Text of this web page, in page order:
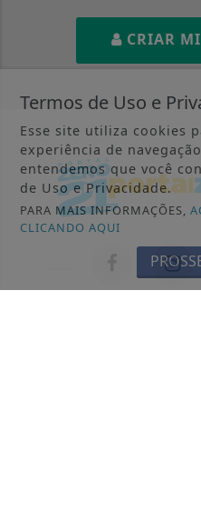
CRIAR
Termos de Uso e
Esse site utiliza cookies
experiência de
entendemos que você
de Uso e Privacidade.
PARA MAIS INFORMAÇÕES,
CLICANDO AQUI